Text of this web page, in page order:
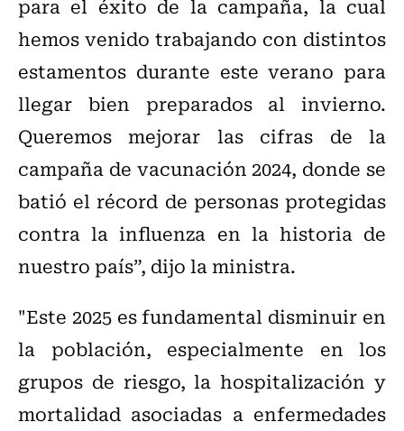
para el éxito de la campaña, la cual
hemos venido trabajando con distintos
estamentos durante este verano para
llegar bien preparados al invierno.
Queremos mejorar las cifras de la
campaña de vacunación 2024, donde se
batió el récord de personas protegidas
contra la influenza en la historia de
nuestro país”, dijo la ministra.
"Este 2025 es fundamental disminuir en
la población, especialmente en los
grupos de riesgo, la hospitalización y
mortalidad asociadas a enfermedades